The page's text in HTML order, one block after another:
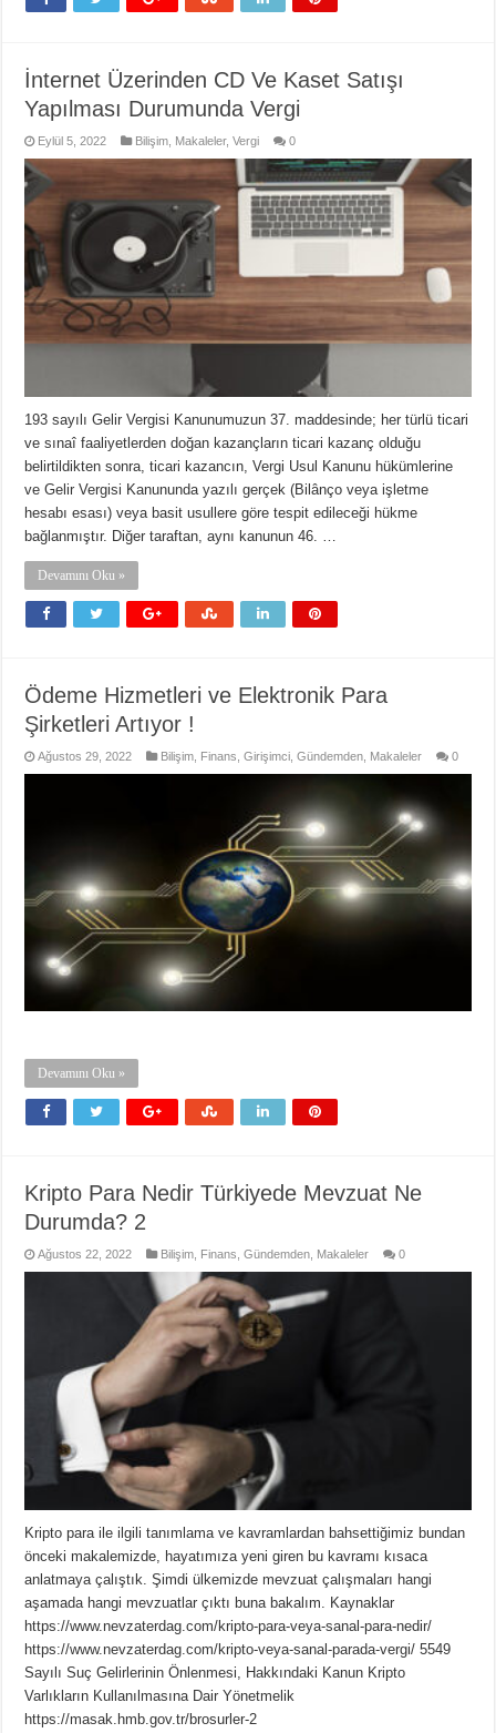
İnternet Üzerinden CD Ve Kaset Satışı
Yapılması Durumunda Vergi
Eylül 5, 2022 Bilişim Makaleler,Vergi 0
193 sayılı Gelir Vergisi Kanunumuzun 37. maddesinde; her türlü ticari
ve sınaî faaliyetlerden doğan kazançların ticari kazanç olduğu
belirtildikten sonra, ticari kazancın, Vergi Usul Kanunu hükümlerine
ve Gelir Vergisi Kanununda yazılı gerçek (Bilânço veya işletme
hesabı esası) veya basit usullere göre tespit edileceği hükme
bağlanmıştır. Diğer taraftan, aynı kanunun 46. …
Devamını Oku »
Ödeme Hizmetleri ve Elektronik Para
Şirketleri Artıyor !
Ağustos 29, 2022 Bilişim Finans ,Girişimci ,Gündemden Makaleler 0
Devamını Oku »
Kripto Para Nedir Türkiyede Mevzuat Ne
Durumda? 2
Ağustos 22, 2022 Bilişim Finans ,Gündemden Makaleler 0
Kripto para ile ilgili tanımlama ve kavramlardan bahsettiğimiz bundan
önceki makalemizde, hayatımıza yeni giren bu kavramı kısaca
anlatmaya çalıştık. Şimdi ülkemizde mevzuat çalışmaları hangi
aşamada hangi mevzuatlar çıktı buna bakalım. Kaynaklar
https://www.nevzaterdag.com/kripto-para-veya-sanal-para-nedir/
https://www.nevzaterdag.com/kripto-veya-sanal-parada-vergi/ 5549
Sayılı Suç Gelirlerinin Önlenmesi, Hakkındaki Kanun Kripto
Varlıkların Kullanılmasına Dair Yönetmelik
https://masak.hmb.gov.tr/brosurler-2